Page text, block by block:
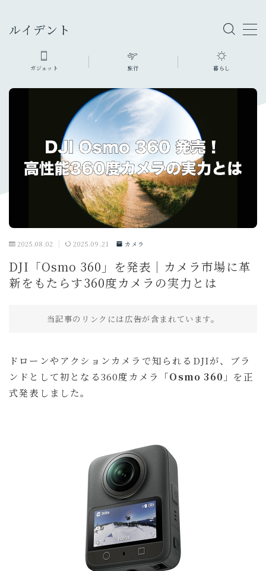
ルイデント
旅行グッズ
ファッション・小物
充電器・モバイルバッテリー
暮らしのモノ
生活家電・雑貨
デスク周り
オーディオ
スマホ・タブレット
買ってよかったもの
旅のこと
通信・回線
趣味・エンタメ
セール・キャンペーン
ガジェット 旅行 暮らし
2025.08.02 2025.09.21 カメラ
DJI「Osmo 360」を発表｜カメラ市場に革
新をもたらす360度カメラの実力とは
当記事のリンクには広告が含まれています。
ドローンやアクションカメラで知られるDJIが、ブラ
ンドとして初となる360度カメラ「Osmo 360 」を正
式発表しました。